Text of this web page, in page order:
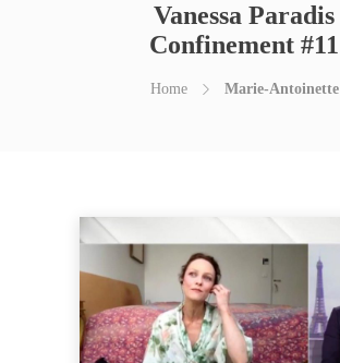
Vanessa Paradis
Confinement #11
Home Marie-Antoinette